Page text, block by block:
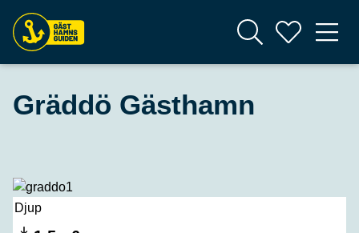
Gräddö Gästhamn
Djup